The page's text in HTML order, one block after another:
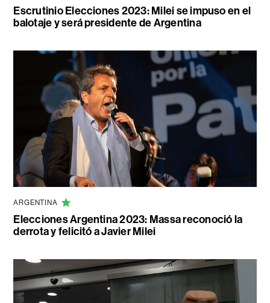
Escrutinio Elecciones 2023: Milei se impuso en el
balotaje y será presidente de Argentina
ARGENTINA
Elecciones Argentina 2023: Massa reconoció la
derrota y felicitó a Javier Milei